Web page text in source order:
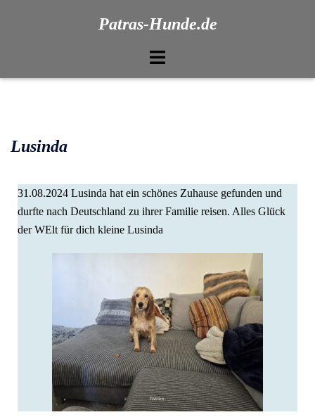
Patras-Hunde.de
Lusinda
31.08.2024 Lusinda hat ein schönes Zuhause gefunden und
durfte nach Deutschland zu ihrer Familie reisen. Alles Glück
der WElt für dich kleine Lusinda